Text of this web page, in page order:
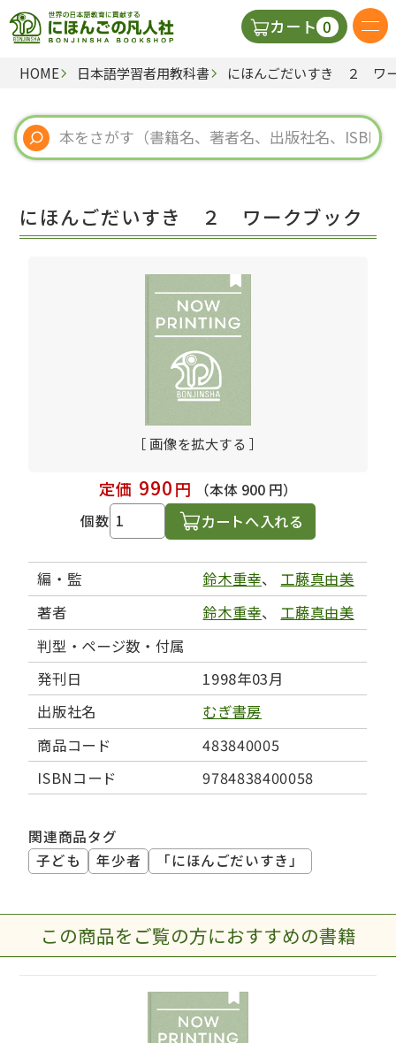
カート 0
日本語の教科書
視聴覚・補助教材
教師用参考書
HOME 日本語学習者用教科書 にほんごだいすき ２ ワ
にほんごだいすき ２ ワークブック
［ 画像を拡大する ］
定価 990円
（本体 900 円）
個数
カートへ入れる
編・監 鈴木重幸、 工藤真由美
著者
鈴木重幸、 工藤真由美
判型・ページ数・付属
発刊日
1998年03月
出版社名
むぎ書房
商品コード
483840005
ISBNコード
9784838400058
関連商品タグ
子ども
年少者 「にほんごだいすき」
この商品をご覧の方におすすめの書籍